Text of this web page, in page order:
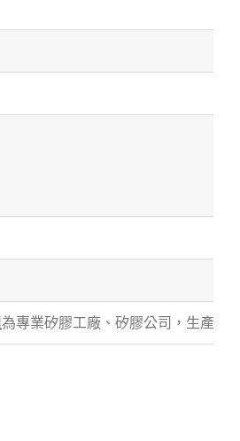
為專業矽膠工廠、矽膠公司，生產各